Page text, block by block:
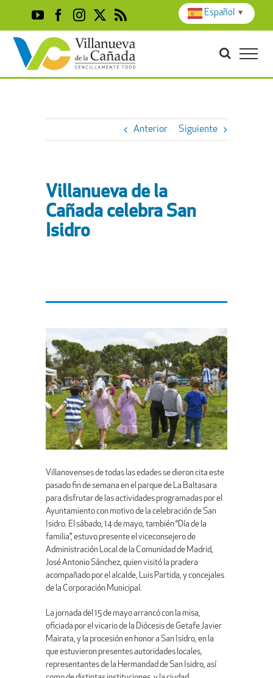
content
YouTubeFacebook
Instagram
X Rss
Anterior Siguiente
Villanueva de la
Cañada celebra San
Isidro
Villanovenses de todas las edades se dieron cita este
pasado fin de semana en el parque de La Baltasara
para disfrutar de las actividades programadas por el
Ayuntamiento con motivo de la celebración de San
Isidro. El sábado, 14 de mayo, también “Día de la
familia”, estuvo presente el viceconsejero de
Administración Local de la Comunidad de Madrid,
José Antonio Sánchez, quien visitó la pradera
acompañado por el alcalde, Luis Partida, y concejales
de la Corporación Municipal.
La jornada del 15 de mayo arrancó con la misa,
oficiada por el vicario de la Diócesis de Getafe Javier
Mairata, y la procesión en honor a San Isidro, en la
que estuvieron presentes autoridades locales,
representantes de la Hermandad de San Isidro, así
Español ▼